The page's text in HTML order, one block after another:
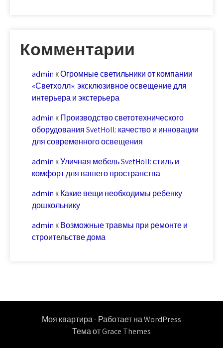
Комментарии
admin кОгромные светильники от компании
«Светхолл»: эксклюзивное освещение для
интерьера и экстерьера
admin кПроизводство светотехнического
оборудования SvetHoll: качество и инновации
для современного освещения
admin кУличная мебель SvetHoll: стиль и
комфорт для вашего пространства
admin кКакие вещи необходимы ребенку
дошкольнику
admin кВозможные травмы при ремонте и
строительстве дома
Моя квартира - Работает на WordPress
Тема от Grace Themes